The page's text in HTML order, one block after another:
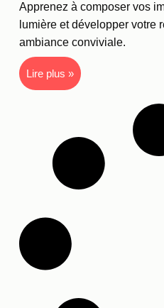
Apprenez à composer vos
lumière et développer votre
ambiance conviviale.
Lire plus »